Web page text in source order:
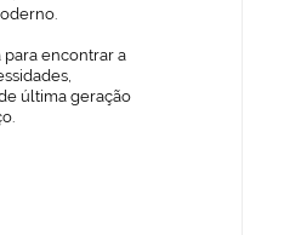
para encontrar a
última geração